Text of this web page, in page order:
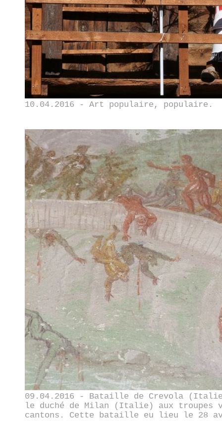
10.04.2016 - Art populaire, populaire.
09.04.2016 - Bataille de Crevola
le duché de Milan (Italie) aux troupes
cantons. Cette bataille eu lieu le 28